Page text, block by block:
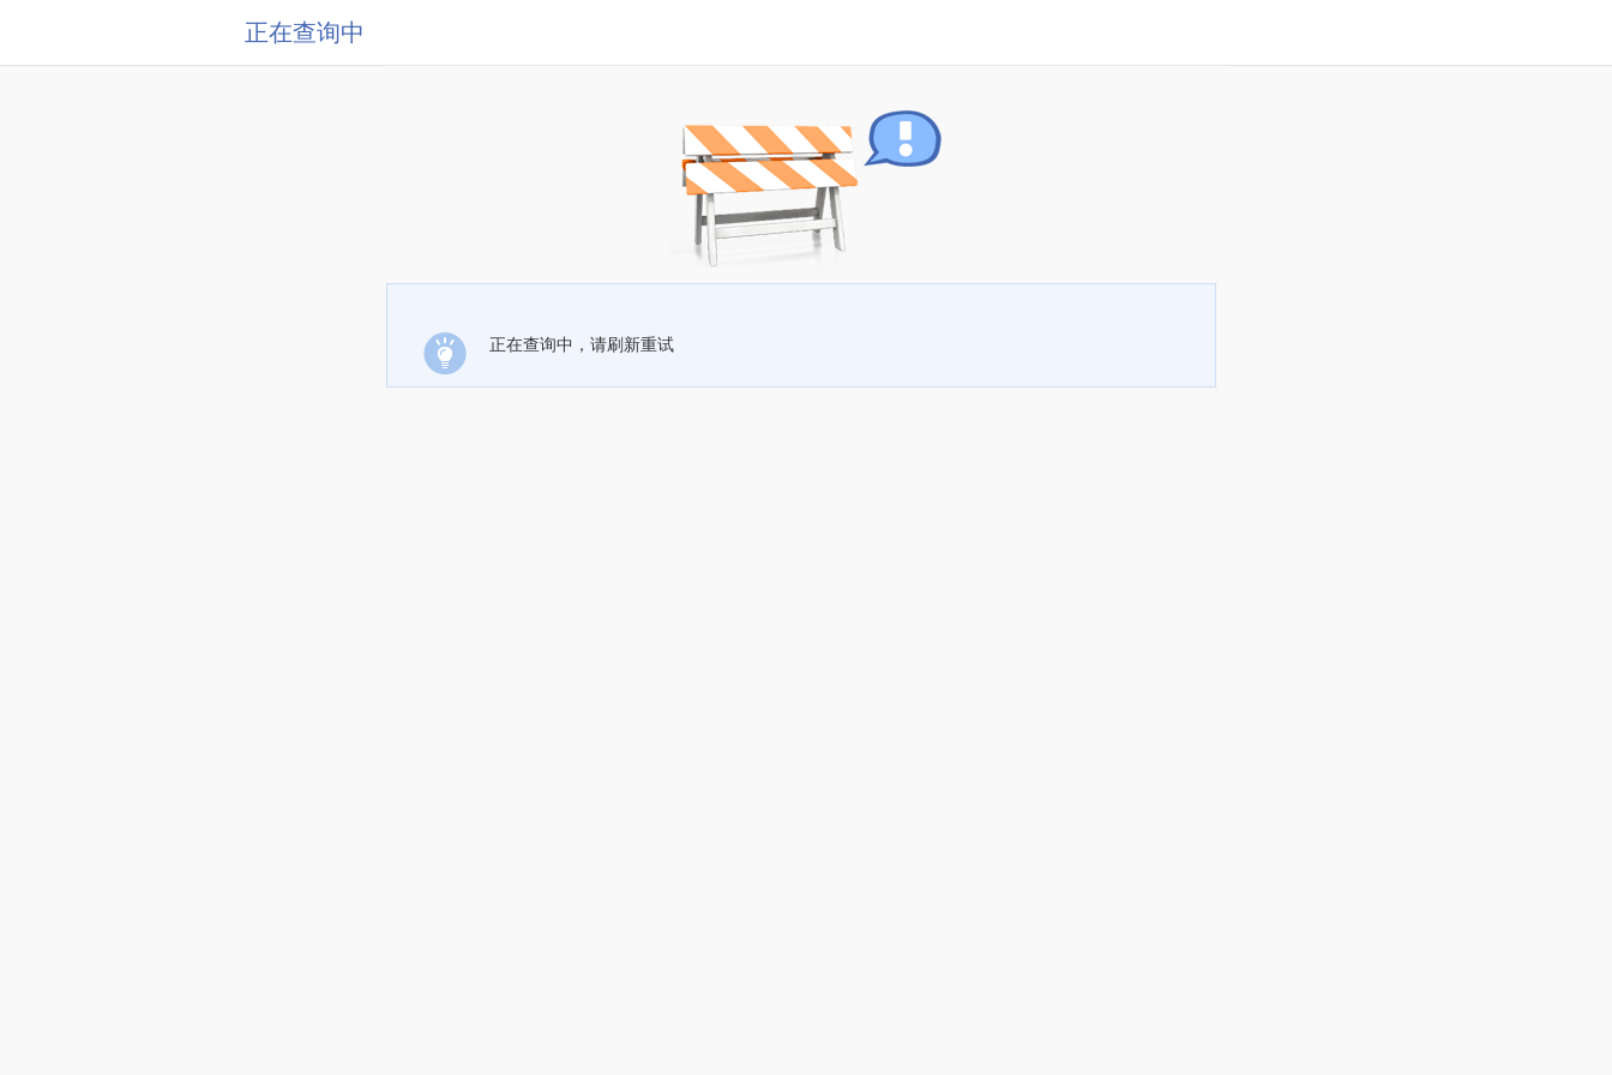
正在查询中
正在查询中，请刷新重试